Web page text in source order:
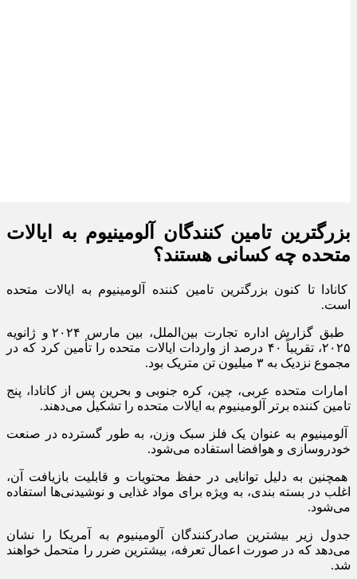
بزرگترین تامین کنندگان آلومینیوم به ایالات
متحده چه کسانی هستند؟
کانادا تا کنون بزرگترین تامین کننده آلومینیوم به ایالات متحده
است.
طبق گزارش اداره تجارت بین‌الملل، بین مارس ۲۰۲۴ و ژانویه
۲۰۲۵، تقریباً ۴۰ درصد از واردات ایالات متحده را تأمین کرد که در
مجموع نزدیک به ۳ میلیون تن متریک بود.
امارات متحده عربی، چین، کره جنوبی و بحرین پس از کانادا، پنج
تامین کننده برتر آلومینیوم به ایالات متحده را تشکیل می‌دهند.
آلومینیوم به عنوان یک فلز سبک وزن، به طور گسترده در صنعت
خودروسازی و هوافضا استفاده می‌شود.
همچنین به دلیل توانایی در حفظ محتویات و قابلیت بازیافت آن،
اغلب در بسته بندی، به ویژه برای مواد غذایی و نوشیدنی‌ها استفاده
می‌شود.
جدول زیر بیشترین صادرکنندگان آلومینیوم به آمریکا را نشان
می‌دهد که در صورت اعمال تعرفه، بیشتر ین ضرر را متحمل خواهند
شد.